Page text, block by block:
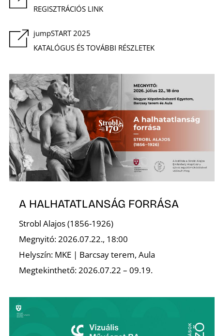
REGISZTRÁCIÓS LINK
jumpSTART 2025
KATALÓGUS ÉS TOVÁBBI RÉSZLETEK
A HALHATATLANSÁG FORRÁSA
Strobl Alajos (1856-1926)
Megnyitó: 2026.07.22., 18:00
Helyszín: MKE | Barcsay terem, Aula
Megtekinthető: 2026.07.22 – 09.19.